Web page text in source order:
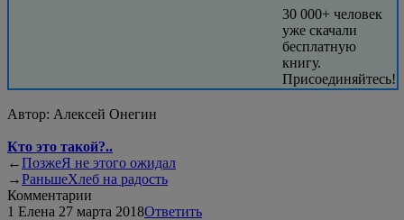
30 000+ человек
уже скачали
бесплатную
книгу.
Присоединяйтесь!
Автор: Алексей Онегин
Кто это такой?..
←ПозжеЯ не этого ожидал
→РаньшеХлеб на радость
Комментарии
1 Елена 27 марта 2018Ответить